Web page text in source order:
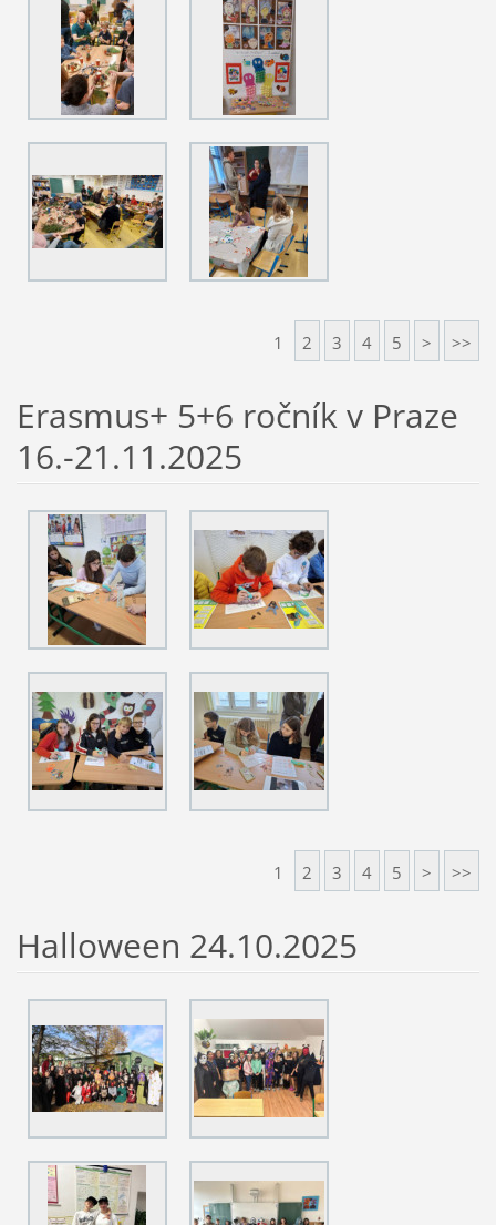
1 2 3 4 5 > >>
Erasmus+ 5+6 ročník v Praze
16.-21.11.2025
1 2 3 4 5 > >>
Halloween 24.10.2025